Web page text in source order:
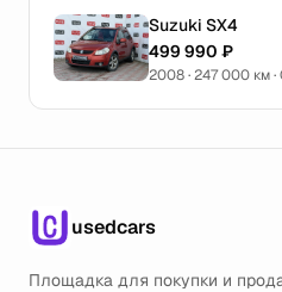
Suzuki SX4
499 990 ₽
2008 · 247 000 км
usedcars
Площадка для покупки и